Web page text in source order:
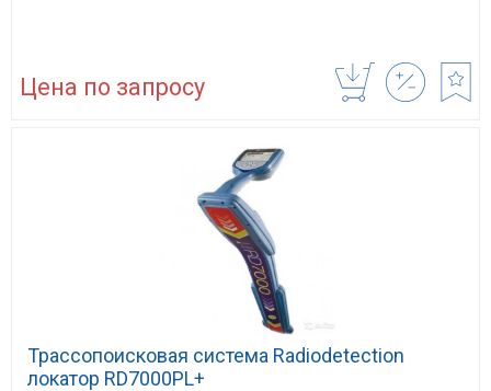
Цена по запросу
Трассопоисковая система Radiodetection
локатор RD7000PL+